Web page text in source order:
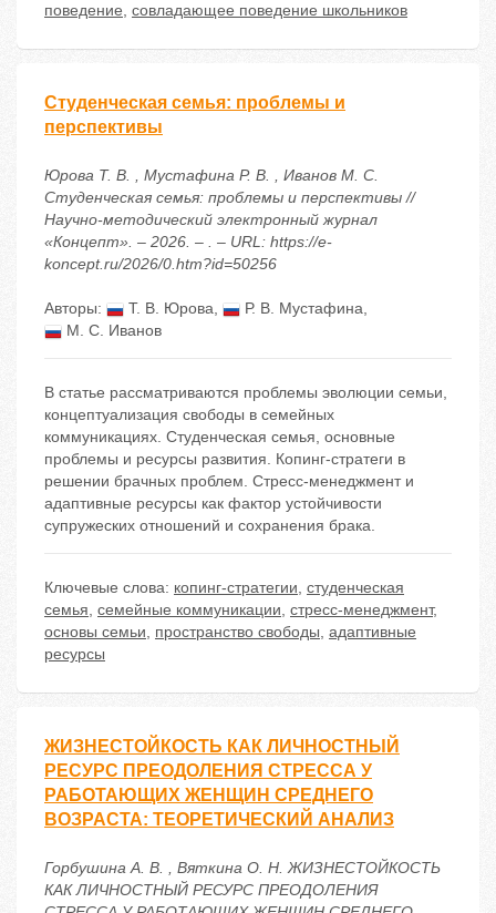
поведение, совладающее поведение школьников
Студенческая семья: проблемы и
перспективы
Юрова Т. В. , Мустафина Р. В. , Иванов М. С.
Студенческая семья: проблемы и перспективы //
Научно-методический электронный журнал
«Концепт». – 2026. – . – URL: https://e-
koncept.ru/2026/0.htm?id=50256
Авторы: Т. В. Юрова, Р. В. Мустафина,
М. С. Иванов
В статье рассматриваются проблемы эволюции семьи,
концептуализация свободы в семейных
коммуникациях. Студенческая семья, основные
проблемы и ресурсы развития. Копинг-стратеги в
решении брачных проблем. Стресс-менеджмент и
адаптивные ресурсы как фактор устойчивости
супружеских отношений и сохранения брака.
Ключевые слова: копинг-стратегии, студенческая
семья, семейные коммуникации, стресс-менеджмент,
основы семьи, пространство свободы, адаптивные
ресурсы
ЖИЗНЕСТОЙКОСТЬ КАК ЛИЧНОСТНЫЙ
РЕСУРС ПРЕОДОЛЕНИЯ СТРЕССА У
РАБОТАЮЩИХ ЖЕНЩИН СРЕДНЕГО
ВОЗРАСТА: ТЕОРЕТИЧЕСКИЙ АНАЛИЗ
Горбушина А. В. , Вяткина О. Н. ЖИЗНЕСТОЙКОСТЬ
КАК ЛИЧНОСТНЫЙ РЕСУРС ПРЕОДОЛЕНИЯ